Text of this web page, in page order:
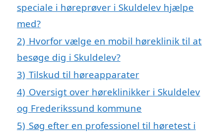
speciale i høreprøver i Skuldelev hjælpe
med?
2) Hvorfor vælge en mobil høreklinik til at
besøge dig i Skuldelev?
3) Tilskud til høreapparater
4) Oversigt over høreklinikker i Skuldelev
og Frederikssund kommune
5) Søg efter en professionel til høretest i